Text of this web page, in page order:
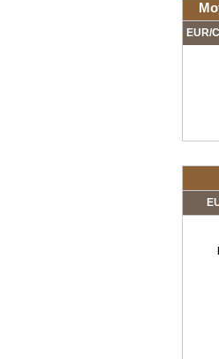
EUR/